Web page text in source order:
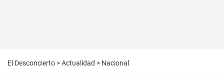
El Desconcierto >Actualidad > Nacional